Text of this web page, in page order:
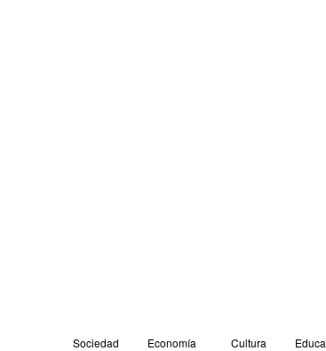
Sociedad Economía Cultura